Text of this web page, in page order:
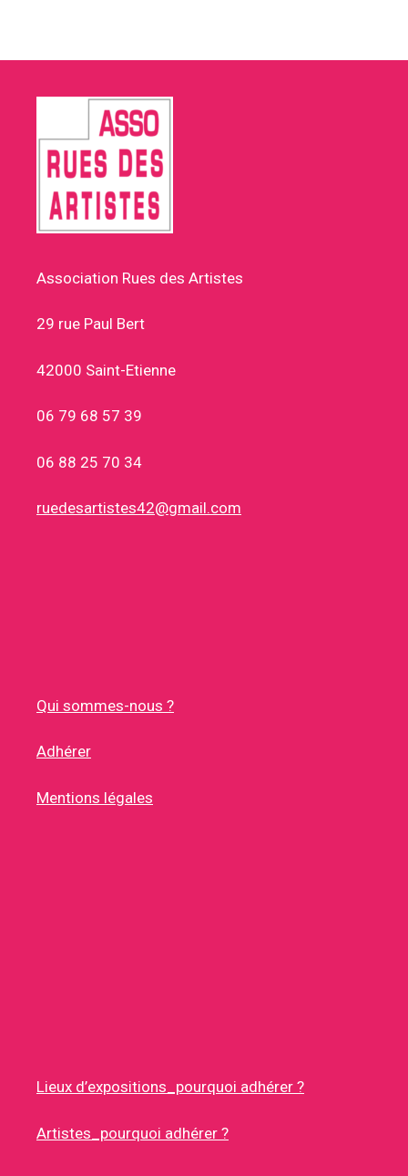
Association Rues des Artistes
29 rue Paul Bert
42000 Saint-Etienne
06 79 68 57 39
06 88 25 70 34
ruedesartistes42@gmail.com
Qui sommes-nous ?
Adhérer
Mentions légales
Lieux d’expositions_pourquoi adhérer ?
Artistes_pourquoi adhérer ?